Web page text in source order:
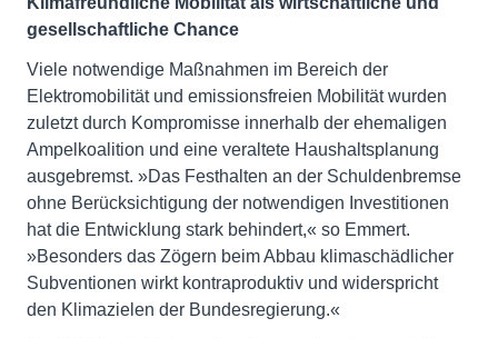
gesellschaftliche Chance
Viele notwendige Maßnahmen im Bereich der
Elektromobilität und emissionsfreien Mobilität wurden
zuletzt durch Kompromisse innerhalb der ehemaligen
Ampelkoalition und eine veraltete Haushaltsplanung
ausgebremst. »Das Festhalten an der Schuldenbremse
ohne Berücksichtigung der notwendigen Investitionen
hat die Entwicklung stark behindert,« so Emmert.
»Besonders das Zögern beim Abbau klimaschädlicher
Subventionen wirkt kontraproduktiv und widerspricht
den Klimazielen der Bundesregierung.«